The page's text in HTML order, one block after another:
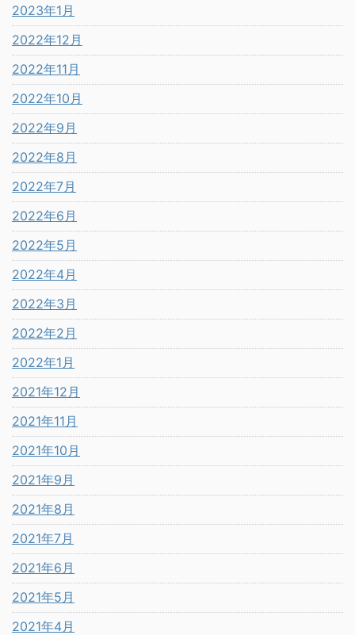
2023年1月
2022年12月
2022年11月
2022年10月
2022年9月
2022年8月
2022年7月
2022年6月
2022年5月
2022年4月
2022年3月
2022年2月
2022年1月
2021年12月
2021年11月
2021年10月
2021年9月
2021年8月
2021年7月
2021年6月
2021年5月
2021年4月